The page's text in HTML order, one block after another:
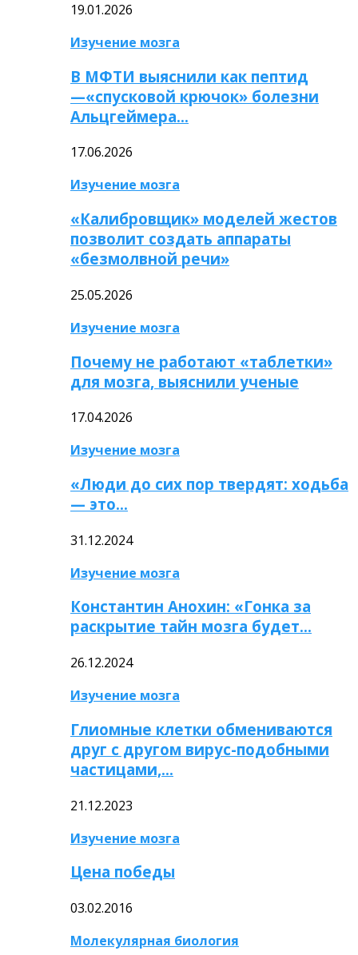
19.01.2026
Изучение мозга
В МФТИ выяснили как пептид
—«спусковой крючок» болезни
Альцгеймера…
17.06.2026
Изучение мозга
«Калибровщик» моделей жестов
позволит создать аппараты
«безмолвной речи»
25.05.2026
Изучение мозга
Почему не работают «таблетки»
для мозга, выяснили ученые
17.04.2026
Изучение мозга
«Люди до сих пор твердят: ходьба
— это…
31.12.2024
Изучение мозга
Константин Анохин: «Гонка за
раскрытие тайн мозга будет…
26.12.2024
Изучение мозга
Глиомные клетки обмениваются
друг с другом вирус-подобными
частицами,…
21.12.2023
Изучение мозга
Цена победы
03.02.2016
Молекулярная биология